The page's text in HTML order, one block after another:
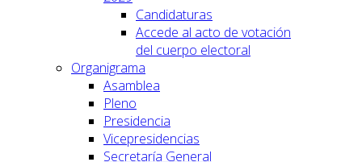
Candidaturas
Accede al acto de votación
del cuerpo electoral
Organigrama
Asamblea
Pleno
Presidencia
Vicepresidencias
Secretaría General